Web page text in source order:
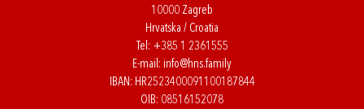
10000 Zagreb
Hrvatska / Croatia
Tel: +385 1 2361555
E-mail: info@hns.family
IBAN: HR2523400091100187844
OIB: 08516152078